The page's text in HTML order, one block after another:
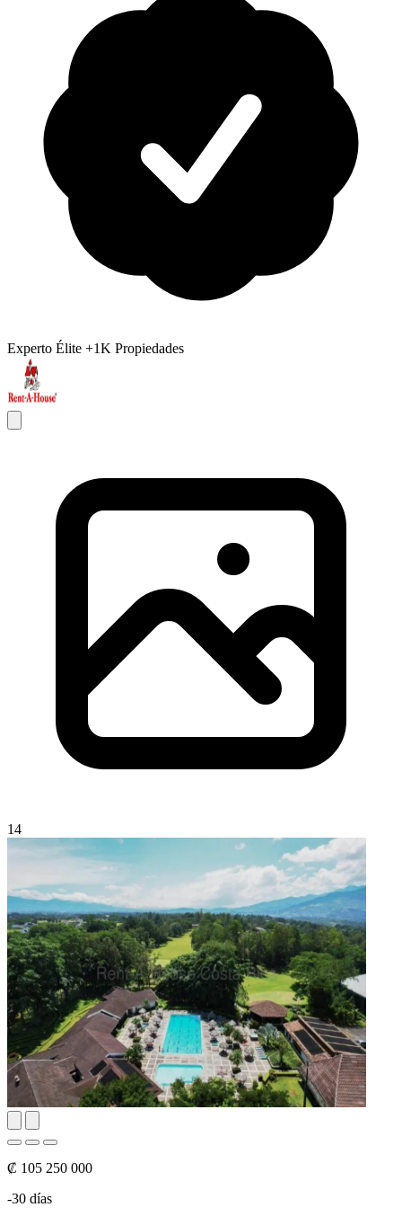
Experto Élite +1K Propiedades
14
₡ 105 250 000
-30 días